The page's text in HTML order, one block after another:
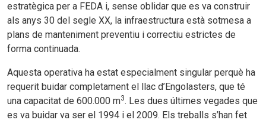
estratègica per a FEDA i, sense oblidar que es va construir
als anys 30 del segle XX, la infraestructura està sotmesa a
plans de manteniment preventiu i correctiu estrictes de
forma continuada.
Aquesta operativa ha estat especialment singular perquè ha
requerit buidar completament el llac d’Engolasters, que té
una capacitat de 600.000 m3. Les dues últimes vegades que
es va buidar va ser el 1994 i el 2009. Els treballs s’han fet